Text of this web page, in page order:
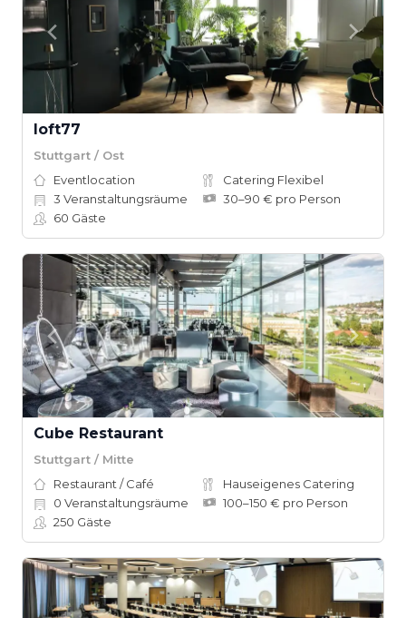
loft77
Stuttgart / Ost
Eventlocation
Catering Flexibel
3 Veranstaltungsräume
30–90 € pro Person
60 Gäste
Cube Restaurant
Stuttgart / Mitte
Restaurant / Café
Hauseigenes Catering
0 Veranstaltungsräume
100–150 € pro Person
250 Gäste